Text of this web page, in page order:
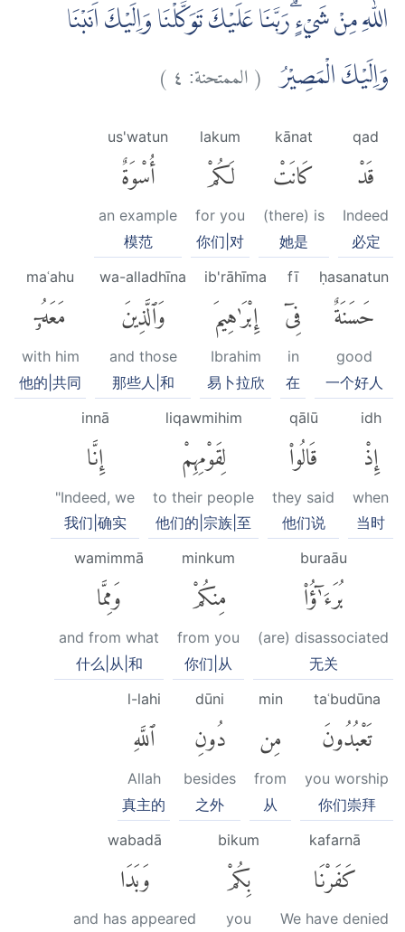
اللّٰهِ مِنْ شَيْءٍۗ رَبَّنَا عَلَيْكَ تَوَكَّلْنَا وَاِلَيْكَ اَنَبْنَا
وَاِلَيْكَ الْمَصِيْرُ (الممتحنة: ٤)
qad
قَدْ
Indeed
必定
kānat
كَانَتْ
(there) is
她是
lakum
لَكُمْ
for you
你们|对
us'watun
أُسْوَةٌ
an example
模范
ḥasanatun
حَسَنَةٌ
good
一个好人
fī
فِىٓ
in
在
ib'rāhīma
إِبْرَٰهِيمَ
Ibrahim
易卜拉欣
wa-alladhīna
وَٱلَّذِينَ
and those
那些人|和
maʿahu
مَعَهُۥٓ
with him
他的|共同
idh
إِذْ
when
当时
qālū
قَالُوا۟
they said
他们说
liqawmihim
لِقَوْمِهِمْ
to their people
他们的|宗族|至
innā
إِنَّا
"Indeed, we
我们|确实
buraāu
بُرَءَٰٓؤُا۟
(are) disassociated
无关
minkum
مِنكُمْ
from you
你们|从
wamimmā
وَمِمَّا
and from what
什么|从|和
taʿbudūna
تَعْبُدُونَ
you worship
你们崇拜
min
مِن
from
从
dūni
دُونِ
besides
之外
l-lahi
ٱللَّهِ
Allah
真主的
kafarnā
كَفَرْنَا
We have denied
bikum
بِكُمْ
you
wabadā
وَبَدَا
and has appeared